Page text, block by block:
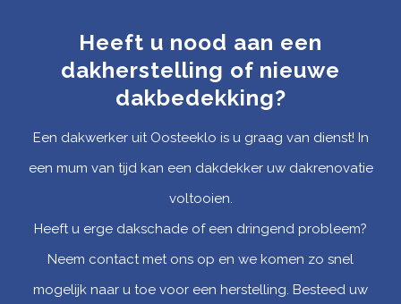
Heeft u nood aan een
dakherstelling of nieuwe
dakbedekking?
Een dakwerker uit Oosteeklo is u graag van dienst! In
een mum van tijd kan een dakdekker uw dakrenovatie
voltooien.
Heeft u erge dakschade of een dringend probleem?
Neem contact met ons op en we komen zo snel
mogelijk naar u toe voor een herstelling. Besteed uw